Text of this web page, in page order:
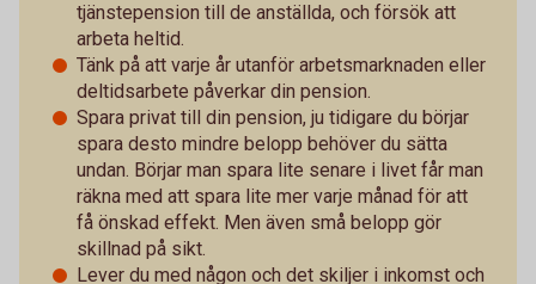
tjänstepension till de anställda, och försök att
arbeta heltid.
Tänk på att varje år utanför arbetsmarknaden eller
deltidsarbete påverkar din pension.
Spara privat till din pension, ju tidigare du börjar
spara desto mindre belopp behöver du sätta
undan. Börjar man spara lite senare i livet får man
räkna med att spara lite mer varje månad för att
få önskad effekt. Men även små belopp gör
skillnad på sikt.
Lever du med någon och det skiljer i inkomst och